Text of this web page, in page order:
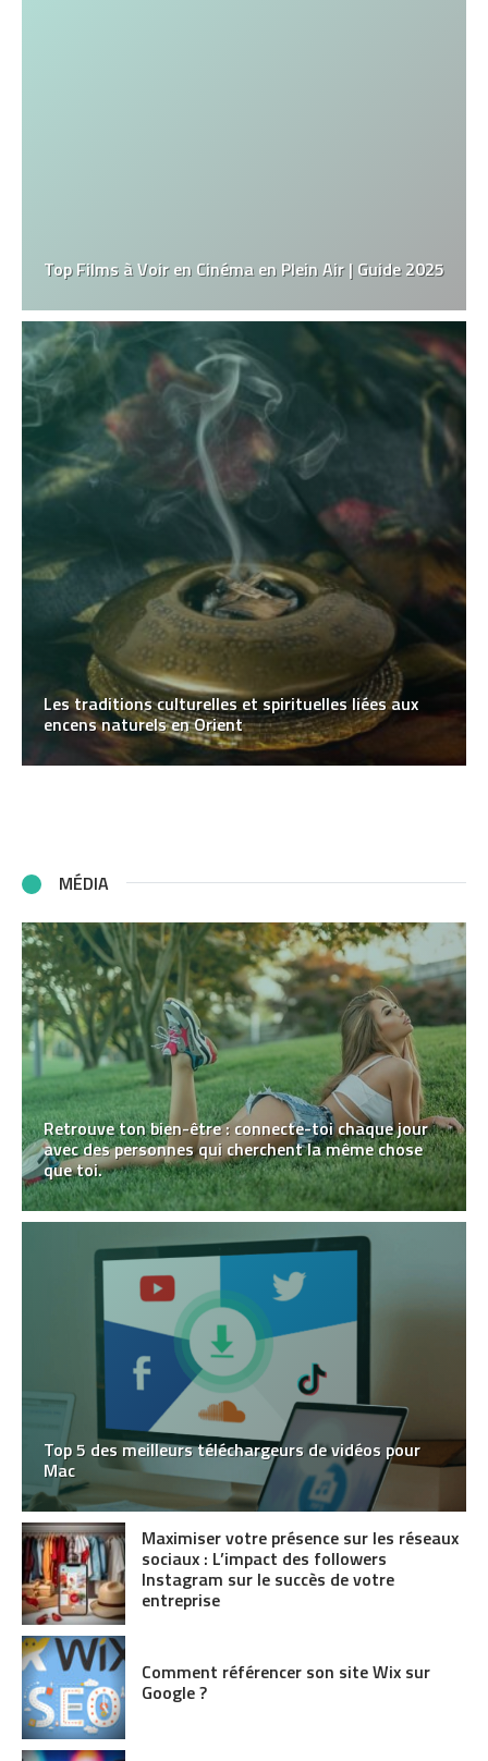
Top Films à Voir en Cinéma en Plein Air | Guide 2025
Les traditions culturelles et spirituelles liées aux
encens naturels en Orient
MÉDIA
Retrouve ton bien-être : connecte-toi chaque jour
avec des personnes qui cherchent la même chose
que toi.
Top 5 des meilleurs téléchargeurs de vidéos pour
Mac
Maximiser votre présence sur les réseaux
sociaux : L’impact des followers
Instagram sur le succès de votre
entreprise
Comment référencer son site Wix sur
Google ?